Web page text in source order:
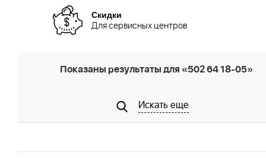
Скидки
Для сервисных центров
Показаны результаты для «502 64 18-05»
Искать еще